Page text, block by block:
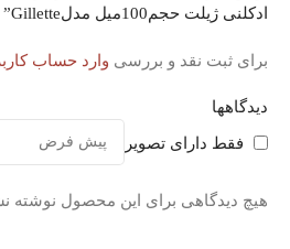
دیدگاهها
فقط دارای تصویر
هیچ دیدگاهی برای این محصول نوشته
ادکلنی ژیلت حجم100میل مدلGillette”
برای ثبت نقد و بررسی وارد حساب